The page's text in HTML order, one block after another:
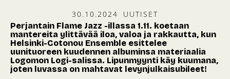
30.10.2024
UUTISET
Perjantain Flame Jazz -illassa 1.11. koetaan
mantereita ylittävää iloa, valoa ja rakkautta, kun
Helsinki-Cotonou Ensemble esittelee
uunituoreen kuudennen albuminsa materiaalia
Logomon Logi-salissa. Lipunmyynti käy kuumana,
joten luvassa on mahtavat levynjulkaisubileet!